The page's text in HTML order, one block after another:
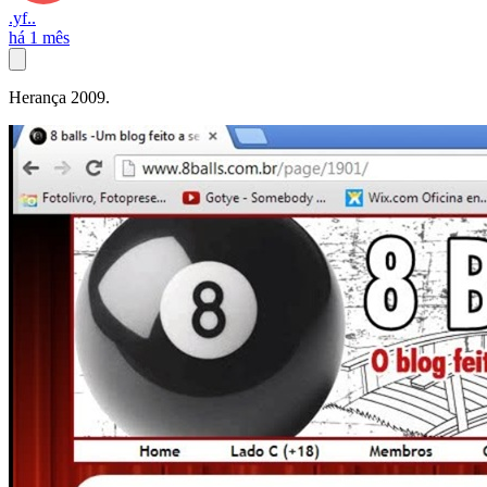
.yf..
há 1 mês
Herança 2009.